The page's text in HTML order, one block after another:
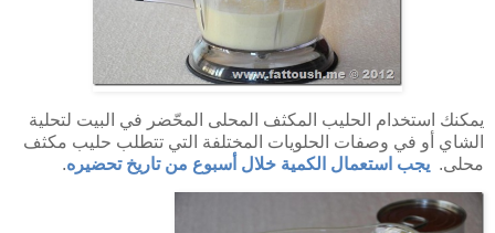
يمكنك استخدام الحليب المكثف المحلى المحّضر في البيت لتحلية
الشاي أو في وصفات الحلويات المختلفة التي تتطلب حليب مكثف
محلى. يجب استعمال الكمية خلال أسبوع من تاريخ تحضيره.